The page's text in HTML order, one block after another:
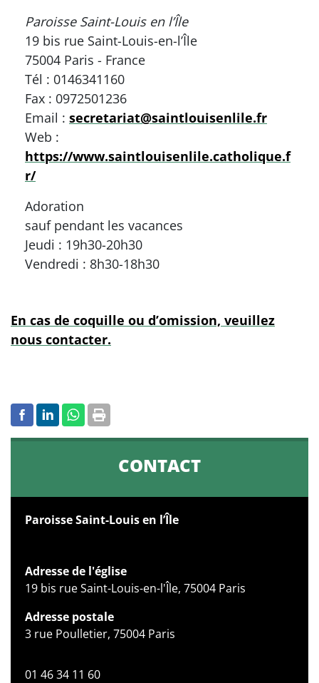
Paroisse Saint-Louis en l’Île
19 bis rue Saint-Louis-en-l’Île
75004 Paris - France
Tél : 0146341160
Fax : 0972501236
Email : secretariat@saintlouisenlile.fr
Web :
https://www.saintlouisenlile.catholique.f
r/
Adoration
sauf pendant les vacances
Jeudi : 19h30-20h30
Vendredi : 8h30-18h30
En cas de coquille ou d’omission, veuillez
nous contacter.
CONTACT
Paroisse Saint-Louis en l’Île
Adresse de l'église
19 bis rue Saint-Louis-en-l'Île, 75004 Paris
Adresse postale
3 rue Poulletier, 75004 Paris
01 46 34 11 60